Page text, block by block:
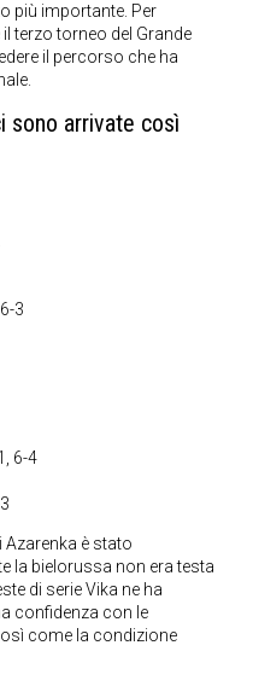
più importante. Per
terzo torneo del Grande
il percorso che ha
sono arrivate così
3
6-4
Azarenka è stato
la bielorussa non era testa
di serie Vika ne ha
confidenza con le
come la condizione